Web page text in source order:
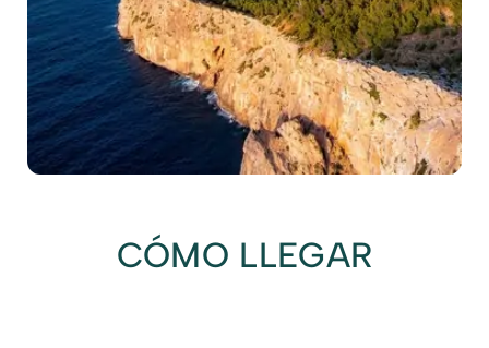
CÓMO LLEGAR